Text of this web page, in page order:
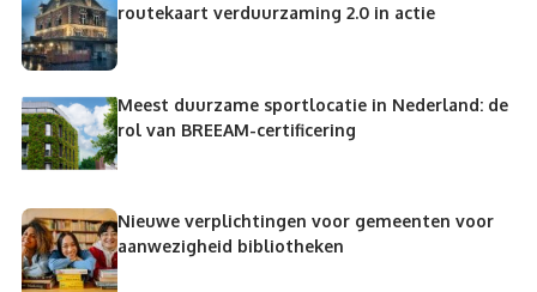
routekaart verduurzaming 2.0 in actie
Meest duurzame sportlocatie in Nederland: de
rol van BREEAM-certificering
Nieuwe verplichtingen voor gemeenten voor
aanwezigheid bibliotheken